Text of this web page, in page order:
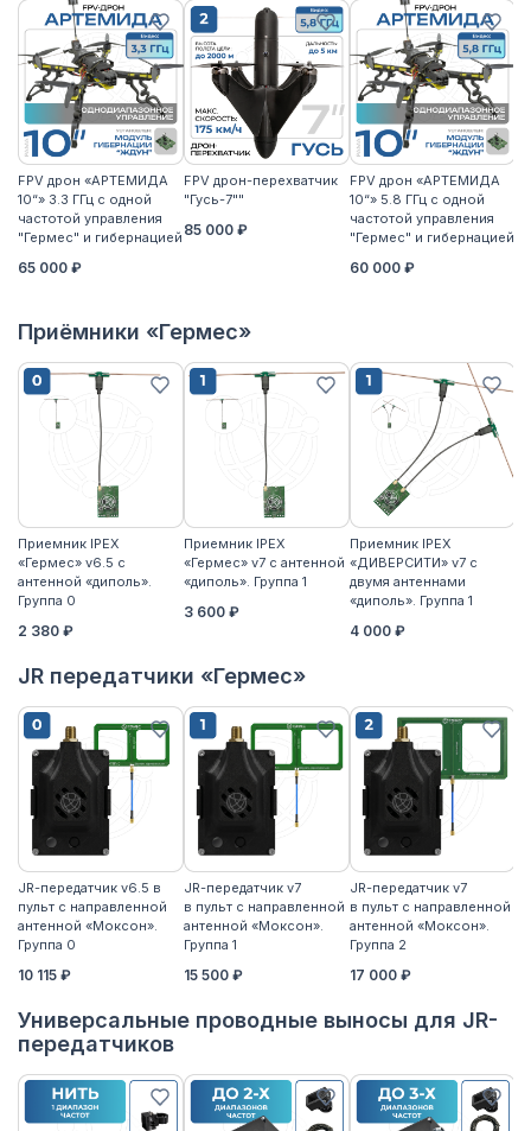
FPV дрон «АРТЕМИДА
10“» 3.3 ГГц с одной
частотой управления
"Гермес" и гибернацией
65 000 ₽
FPV дрон-перехватчик
"Гусь-7""
85 000 ₽
FPV дрон «АРТЕМИДА
10“» 5.8 ГГц с одной
частотой управления
"Гермес" и гибернацией
60 000 ₽
Приёмники «Гермес»
Приемник IPEX
«Гермес» v6.5 с
антенной «диполь».
Группа 0
2 380 ₽
Приемник IPEX
«Гермес» v7 с антенной
«диполь». Группа 1
3 600 ₽
Приемник IPEX
«ДИВЕРСИТИ» v7 с
двумя антеннами
«диполь». Группа 1
4 000 ₽
JR передатчики «Гермес»
JR-передатчик v6.5 в
пульт с направленной
антенной «Моксон».
Группа 0
10 115 ₽
JR-передатчик v7
в пульт с направленной
антенной «Моксон».
Группа 1
15 500 ₽
JR-передатчик v7
в пульт с направленной
антенной «Моксон».
Группа 2
17 000 ₽
Универсальные проводные выносы для JR-
передатчиков